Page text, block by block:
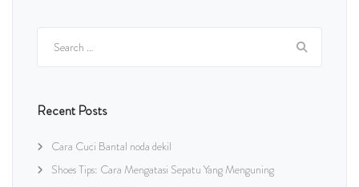
Recent Posts
Cara Cuci Bantal noda dekil
Shoes Tips: Cara Mengatasi Sepatu Yang Menguning